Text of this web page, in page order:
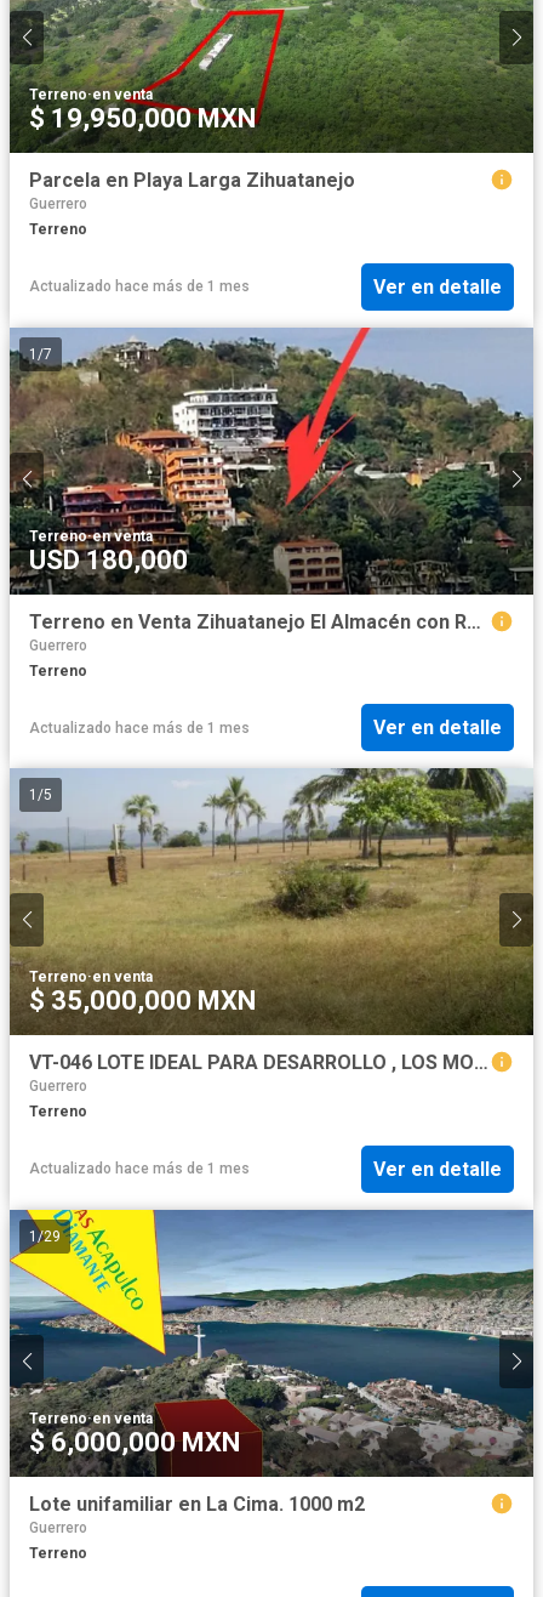
Terreno·en venta
$ 19,950,000 MXN
Parcela en Playa Larga Zihuatanejo
Guerrero
Terreno
Actualizado hace más de 1 mes Ver en detalle
1 /7
Terreno·en venta
USD 180,000
Terreno en Venta Zihuatanejo El Almacén con Render
Guerrero
Terreno
Actualizado hace más de 1 mes Ver en detalle
1 /5
Terreno·en venta
$ 35,000,000 MXN
VT-046 LOTE IDEAL PARA DESARROLLO , LOS MOGOTES, ACAPULCO,PRECIO POR M2
Guerrero
Terreno
Actualizado hace más de 1 mes Ver en detalle
1 /29
Terreno·en venta
$ 6,000,000 MXN
Lote unifamiliar en La Cima. 1000 m2
Guerrero
Terreno